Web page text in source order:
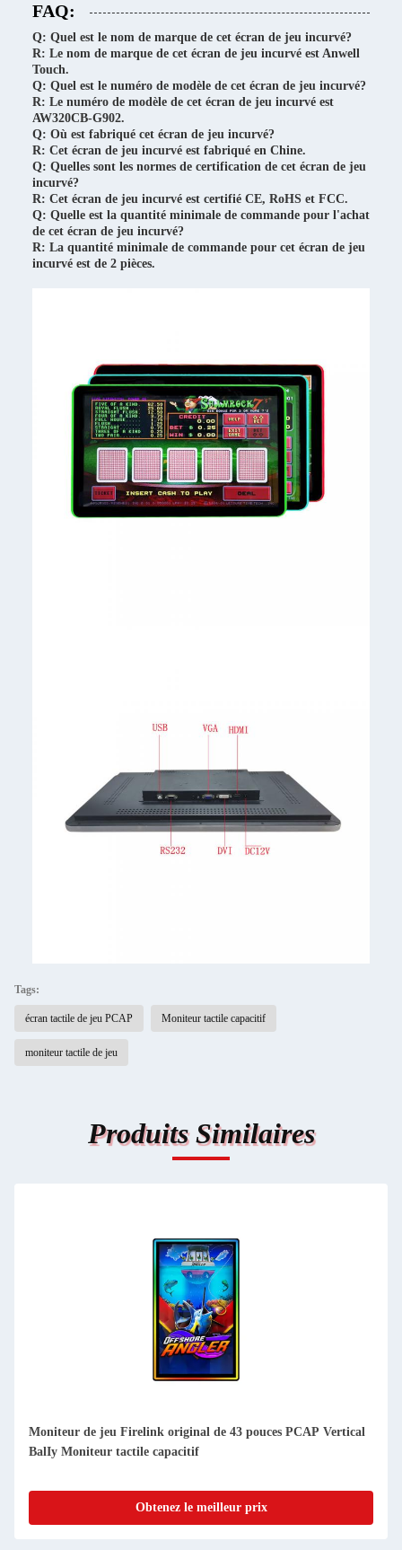
FAQ:
Q: Quel est le nom de marque de cet écran de jeu incurvé?
R: Le nom de marque de cet écran de jeu incurvé est Anwell
Touch.
Q: Quel est le numéro de modèle de cet écran de jeu incurvé?
R: Le numéro de modèle de cet écran de jeu incurvé est
AW320CB-G902.
Q: Où est fabriqué cet écran de jeu incurvé?
R: Cet écran de jeu incurvé est fabriqué en Chine.
Q: Quelles sont les normes de certification de cet écran de jeu
incurvé?
R: Cet écran de jeu incurvé est certifié CE, RoHS et FCC.
Q: Quelle est la quantité minimale de commande pour l'achat
de cet écran de jeu incurvé?
R: La quantité minimale de commande pour cet écran de jeu
incurvé est de 2 pièces.
Tags:
écran tactile de jeu PCAP Moniteur tactile capacitif
moniteur tactile de jeu
Produits Similaires
Moniteur de jeu Firelink original de 43 pouces PCAP Vertical
BalIy Moniteur tactile capacitif
Obtenez le meilleur prix